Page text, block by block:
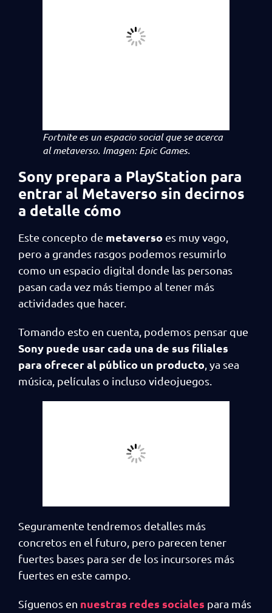
Fortnite es un espacio social que se acerca
al metaverso. Imagen: Epic Games.
Sony prepara a PlayStation para
entrar al Metaverso sin decirnos
a detalle cómo
Este concepto de metaverso es muy vago,
pero a grandes rasgos podemos resumirlo
como un espacio digital donde las personas
pasan cada vez más tiempo al tener más
actividades que hacer.
Tomando esto en cuenta, podemos pensar que
Sony puede usar cada una de sus filiales
para ofrecer al público un producto , ya sea
música, películas o incluso videojuegos.
Seguramente tendremos detalles más
concretos en el futuro, pero parecen tener
fuertes bases para ser de los incursores más
fuertes en este campo.
Síguenos en nuestras redes sociales para más